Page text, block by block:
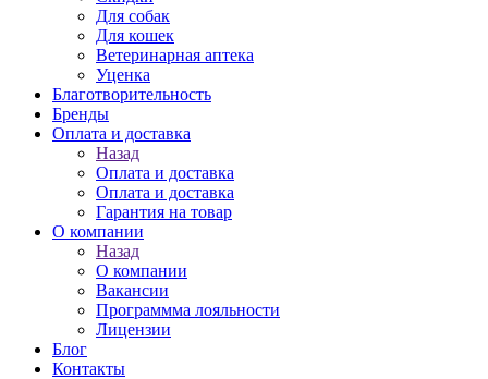
Для собак
Для кошек
Ветеринарная аптека
Уценка
Благотворительность
Бренды
Оплата и доставка
Назад
Оплата и доставка
Оплата и доставка
Гарантия на товар
О компании
Назад
О компании
Вакансии
Программма лояльности
Лицензии
Блог
Контакты